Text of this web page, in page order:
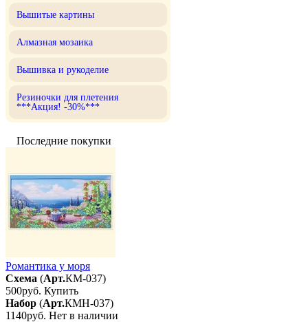
Вышитые картины
Алмазная мозаика
Вышивка и рукоделие
Резиночки для плетения
***Акция! -30%***
Последние покупки
Романтика у моря
Схема (Арт.КМ-037)
500руб. Купить
Набор (Арт.КМН-037)
1140руб. Нет в наличии